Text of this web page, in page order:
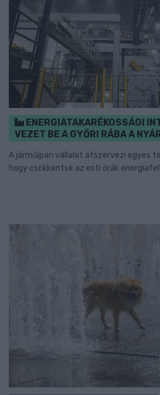
ENERGIATAKARÉKOSSÁGI
VEZET BE A GYŐRI RÁBA A
A járműipari vállalat átszervezi egyes
hogy csökkentse az esti órák